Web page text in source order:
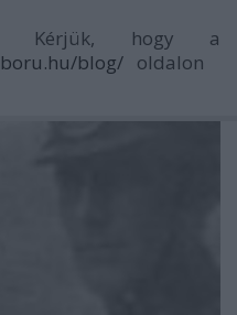
Kérjük, hogy a
blog/ oldalon